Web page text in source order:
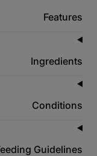
Features
Ingredients
Conditions
Guidelines